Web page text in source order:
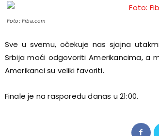
Foto: Fiba.com
Sve u svemu, očekuje nas sjajna
Srbija moći odgovoriti Amerikancima, a
Amerikanci su veliki favoriti.
Finale je na rasporedu danas u 21:00.